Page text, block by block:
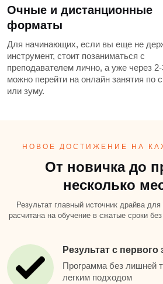
Очные и дистанционные
форматы
Для начинающих, если вы еще не
инструмент, стоит позаниматься с
преподавателем лично, а уже через
можно перейти на онлайн занятия по
или зуму.
НОВОЕ ДОСТИЖЕНИЕ НА
От новичка до
несколько
Результат главный источник драйва
расчитана на обучение в сжатые сроки
Результат с первого
Программа без лишней
легким подходом